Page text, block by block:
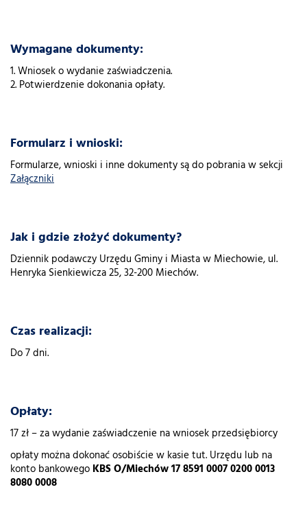
Wymagane dokumenty:
1. Wniosek o wydanie zaświadczenia.
2. Potwierdzenie dokonania opłaty.
Formularz i wnioski:
Formularze, wnioski i inne dokumenty są do pobrania w sekcji
Załączniki
Jak i gdzie złożyć dokumenty?
Dziennik podawczy Urzędu Gminy i Miasta w Miechowie, ul.
Henryka Sienkiewicza 25, 32-200 Miechów.
Czas realizacji:
Do 7 dni.
Opłaty:
17 zł – za wydanie zaświadczenie na wniosek przedsiębiorcy
opłaty można dokonać osobiście w kasie tut. Urzędu lub na
konto bankowego KBS O/Miechów 17 8591 0007 0200 0013
8080 0008